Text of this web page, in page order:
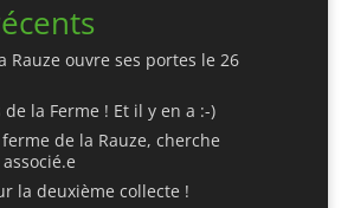
Rauze ouvre ses portes le 26
la Ferme ! Et il y en a :-)
de la Rauze, cherche
la deuxième collecte !